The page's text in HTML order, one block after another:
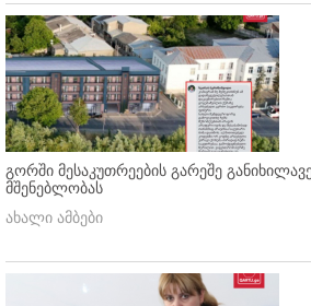
გორში მესაკუთრეების გარეშე
მშენებლობას
ახალი ამბები